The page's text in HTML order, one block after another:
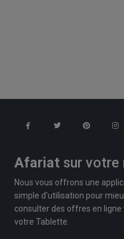
Afariat sur votre
Nous vous offrons une
simple d'utilisation pour
consulter des offres en
votre Tablette.